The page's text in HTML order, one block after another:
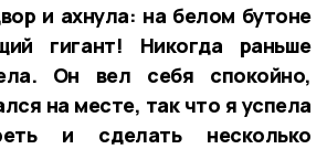
и ахнула: на белом бутоне
гигант! Никогда раньше
Он вел себя спокойно,
на месте, так что я успела
и сделать несколько